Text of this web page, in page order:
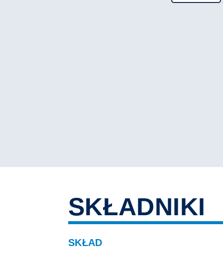
SKŁADNIKI
SKŁAD